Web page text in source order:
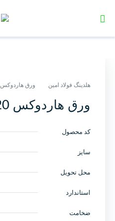
هلدینگ فولاد امین ورق هاردوکس
ورق هاردوکس 20 میل
کد محصول
سایز
محل تحویل
استاندارد
ضخامت